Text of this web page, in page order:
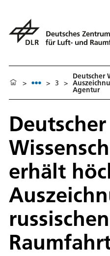
> > 3 >
Deutscher
Agentur
Deutscher
erhält
russischen